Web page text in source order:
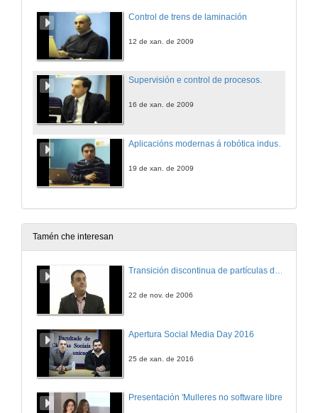
Control de trens de laminación
12 de xan. de 2009
Supervisión e control de procesos.
16 de xan. de 2009
19 de xan. de 2009
Tamén che interesan
Transición discontinua de partículas de microgel termosensible
22 de nov. de 2006
Apertura Social Media Day 2016
25 de xan. de 2016
Presentación 'Mulleres no software libre'